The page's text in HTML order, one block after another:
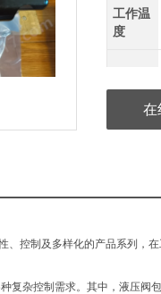
工作温
度
应用领
控制及多
在
制及多样化的产品系列，在
控制需求。其中，液压阀包